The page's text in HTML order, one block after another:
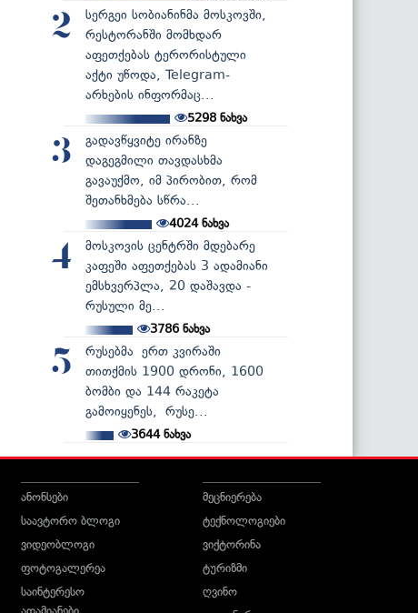
2
სერგეი სობიანინმა მოსკოვში,
რესტორანში მომხდარ
აფეთქებას ტერორისტული
აქტი უწოდა, Telegram-
არხების ინფორმაც...
5298 ნახვა
3
გადავწყვიტე ირანზე
დაგეგმილი თავდასხმა
გავაუქმო, იმ პირობით, რომ
შეთანხმება სწრა...
4024ნახვა
4
მოსკოვის ცენტრში მდებარე
კაფეში აფეთქებას 3 ადამიანი
ემსხვერპლა, 20 დაშავდა -
რუსული მე...
3786ნახვა
5
რუსებმა ერთ კვირაში
თითქმის 1900 დრონი, 1600
ბომბი და 144 რაკეტა
გამოიყენეს, რუსე...
3644ნახვა
ანონსები
საავტორო ბლოგი
ვიდეობლოგი
ფოტოგალერეა
საინტერესო
მეცნიერება
ტექნოლოგიები
ვიქტორინა
ტურიზმი
ღვინო